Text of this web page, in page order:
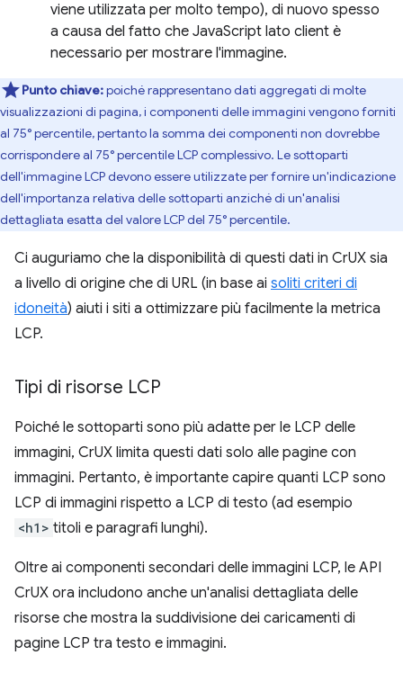
viene utilizzata per molto tempo), di nuovo spesso
a causa del fatto che JavaScript lato client è
necessario per mostrare l'immagine.
Punto chiave:poiché rappresentano dati aggregati di molte
visualizzazioni di pagina, i componenti delle immagini vengono forniti
al 75° percentile, pertanto la somma dei componenti non dovrebbe
corrispondere al 75° percentile LCP complessivo. Le sottoparti
dell'immagine LCP devono essere utilizzate per fornire un'indicazione
dell'importanza relativa delle sottoparti anziché di un'analisi
dettagliata esatta del valore LCP del 75° percentile.
Ci auguriamo che la disponibilità di questi dati in CrUX sia
a livello di origine che di URL (in base ai soliti criteri di
idoneità) aiuti i siti a ottimizzare più facilmente la metrica
LCP.
Tipi di risorse LCP
Poiché le sottoparti sono più adatte per le LCP delle
immagini, CrUX limita questi dati solo alle pagine con
immagini. Pertanto, è importante capire quanti LCP sono
LCP di immagini rispetto a LCP di testo (ad esempio
<h1> titoli e paragrafi lunghi).
Oltre ai componenti secondari delle immagini LCP, le API
CrUX ora includono anche un'analisi dettagliata delle
risorse che mostra la suddivisione dei caricamenti di
pagine LCP tra testo e immagini.